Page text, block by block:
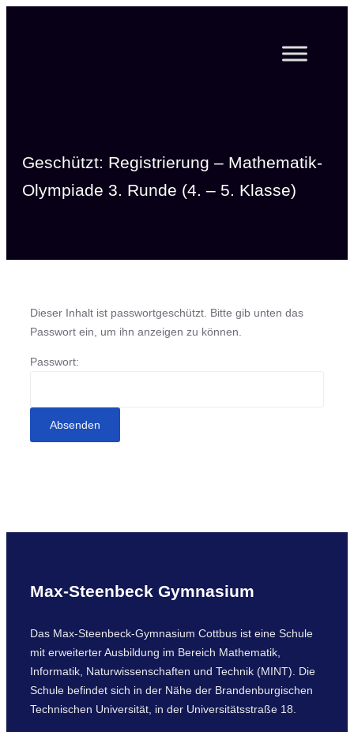
Geschützt: Registrierung – Mathematik-
Olympiade 3. Runde (4. – 5. Klasse)
Dieser Inhalt ist passwortgeschützt. Bitte gib unten das
Passwort ein, um ihn anzeigen zu können.
Passwort:
Max-Steenbeck Gymnasium
Das Max-Steenbeck-Gymnasium Cottbus ist eine Schule
mit erweiterter Ausbildung im Bereich Mathematik,
Informatik, Naturwissenschaften und Technik (MINT). Die
Schule befindet sich in der Nähe der Brandenburgischen
Technischen Universität, in der Universitätsstraße 18.